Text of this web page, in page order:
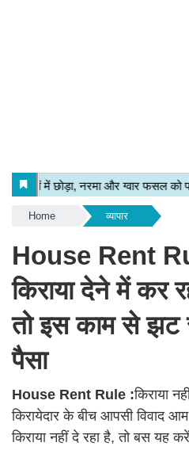
Home व्यापार
House Rent
किराया देने में कर
तो इस काम से झट
पैसा
House Rent Rule :किराया
किरायेदार के बीच आपसी विवाद
किराया नहीं दे रहा है, तो बस